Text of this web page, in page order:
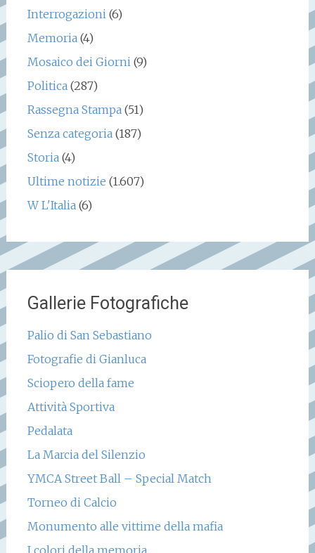
Interrogazioni(6)
Memoria(4)
Mosaico dei Giorni(9)
Politica(287)
Rassegna Stampa(51)
Senza categoria(187)
Storia(4)
Ultime notizie (1.607)
W L'Italia(6)
Gallerie Fotografiche
Palio di San Sebastiano
Fotografie di Gianluca
Sciopero della fame
Attività Sportiva
Pedalata
La Marcia del Silenzio
YMCA Street Ball – Special Match
Torneo di Calcio
Monumento alle vittime della mafia
I colori della memoria